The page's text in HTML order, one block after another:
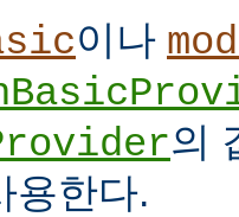
이나
의
용한다.